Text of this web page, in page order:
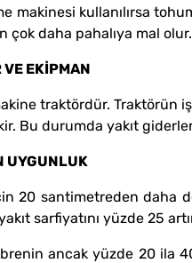
makinesi kullanılırsa
çok daha pahalıya mal olur.
VE EKİPMAN
traktördür. Traktörün
Bu durumda yakıt
UYGUNLUK
20 santimetreden daha
sarfiyatını yüzde 25
ancak yüzde 20 ila